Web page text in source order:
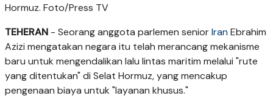
Hormuz. Foto/Press TV
TEHERAN - Seorang anggota parlemen seniorIranEbrahim
Azizi mengatakan negara itu telah merancang mekanisme
baru untuk mengendalikan lalu lintas maritim melalui "rute
yang ditentukan" di Selat Hormuz, yang mencakup
pengenaan biaya untuk "layanan khusus."